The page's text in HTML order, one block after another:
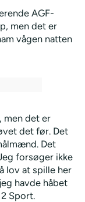
AGF-
men det er
vågen natten
men det er
det før. Det
Det
forsøger ikke
lov at spille her
havde håbet
Sport.